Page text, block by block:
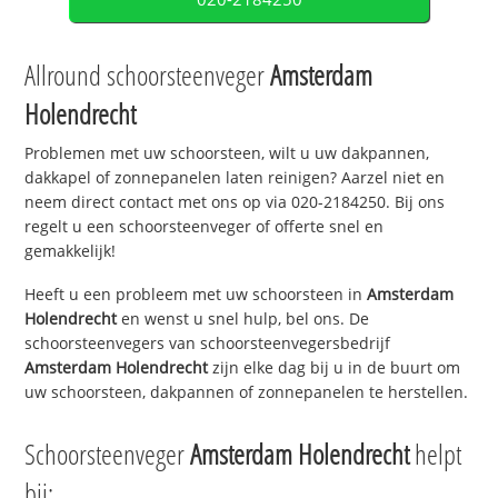
Allround schoorsteenvegerAmsterdam
Holendrecht
Problemen met uw schoorsteen, wilt u uw dakpannen,
dakkapel of zonnepanelen laten reinigen? Aarzel niet en
neem direct contact met ons op via 020-2184250. Bij ons
regelt u een schoorsteenveger of offerte snel en
gemakkelijk!
Heeft u een probleem met uw schoorsteen inAmsterdam
Holendrechten wenst u snel hulp, bel ons. De
schoorsteenvegers van schoorsteenvegersbedrijf
Amsterdam Holendrechtzijn elke dag bij u in de buurt om
uw schoorsteen, dakpannen of zonnepanelen te herstellen.
SchoorsteenvegerAmsterdam Holendrechthelpt